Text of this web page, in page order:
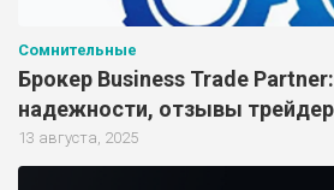
Сомнительные
Брокер Business Trade
надежности, отзывы
13 августа, 2025